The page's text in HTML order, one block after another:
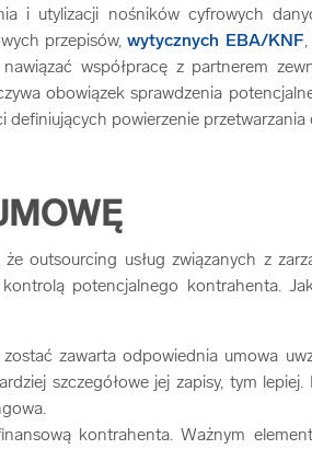
i utylizacji nośników cyfrowych
przepisów,wytycznych EBA/KNF
współpracę z partnerem
obowiązek sprawdzenia
powierzenie przetwarzania
outsourcing usług związanych z
potencjalnego kontrahenta.
zawarta odpowiednia umowa
szczegółowe jej zapisy, tym
kontrahenta. Ważnym